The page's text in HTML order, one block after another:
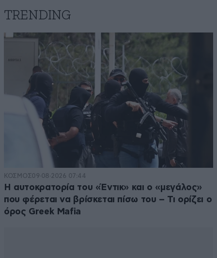
TRENDING
ΚΟΣΜΟΣ09·08·2026 07:44
Η αυτοκρατορία του «Έντικ» και ο «μεγάλος»
που φέρεται να βρίσκεται πίσω του – Τι ορίζει ο
όρος Greek Mafia